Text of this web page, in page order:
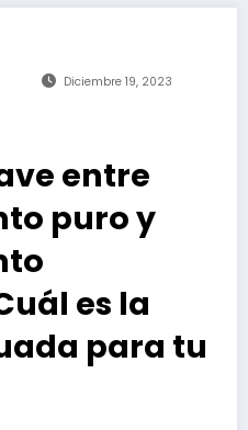
Diciembre 19, 2023
entre
puro y
es la
para tu